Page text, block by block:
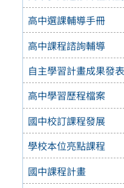
高中選課輔導手冊
高中課程諮詢輔導
自主學習計畫成果發表
高中學習歷程檔案
國中校訂課程發展
學校本位亮點課程
國中課程計畫